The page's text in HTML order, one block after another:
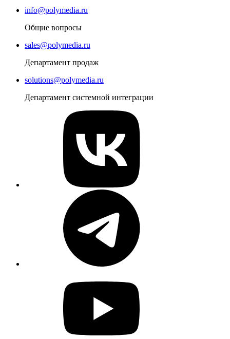
info@polymedia.ru
Общие вопросы
sales@polymedia.ru
Департамент продаж
solutions@polymedia.ru
Департамент системной интеграции